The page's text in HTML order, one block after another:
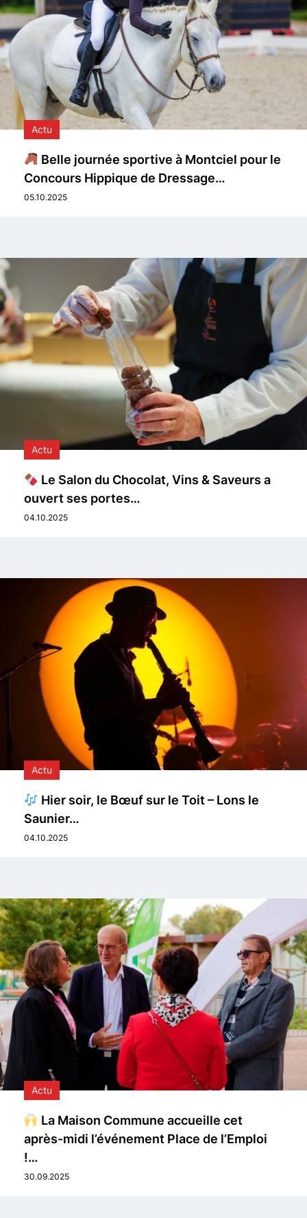
Actu
Belle journée sportive à Montciel pour le
Concours Hippique de Dressage…
05.10.2025
Actu
Le Salon du Chocolat, Vins & Saveurs a
ouvert ses portes…
04.10.2025
Actu
Hier soir, le Bœuf sur le Toit – Lons le
Saunier…
04.10.2025
Actu
La Maison Commune accueille cet
après-midi l’événement Place de l’Emploi
!…
30.09.2025